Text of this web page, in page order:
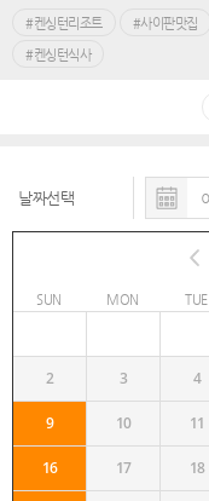
#켄싱턴리조트 #사이판맛집
#켄싱턴식사
날짜선택
SUN MON TUE
2 3 4
9 10 11
16 17 18